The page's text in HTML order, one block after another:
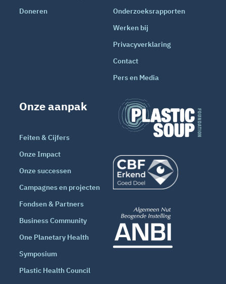
Doneren
Onderzoeksrapporten
Werken bij
Privacyverklaring
Contact
Pers en Media
Onze aanpak
Feiten & Cijfers
Onze Impact
Onze successen
Campagnes en projecten
Fondsen & Partners
Business Community
One Planetary Health
Symposium
Plastic Health Council